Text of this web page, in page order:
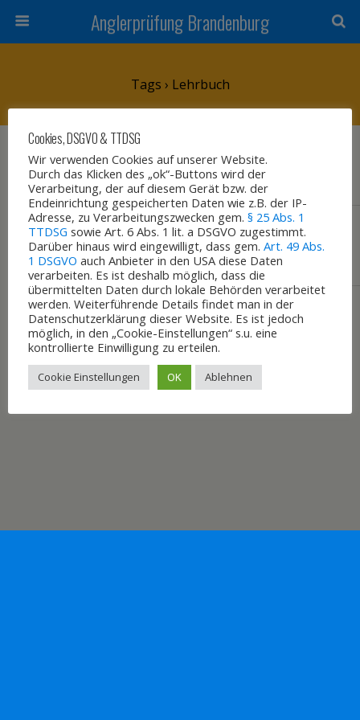
Anglerprüfung Brandenburg
Tags › Lehrbuch
8. DEZEMBER 2015
Lehrmaterial Anglerprüfung
2. DEZEMBER 2015
Lehrgang
Zum Seitenanfang
Mobil Desktop
Cookies, DSGVO & TTDSG
Wir verwenden Cookies auf unserer Website.
Durch das Klicken des „ok“-Buttons wird der
Verarbeitung, der auf diesem Gerät bzw. der
Endeinrichtung gespeicherten Daten wie z.B. der IP-
Adresse, zu Verarbeitungszwecken gem. § 25 Abs. 1
TTDSG sowie Art. 6 Abs. 1 lit. a DSGVO zugestimmt.
Darüber hinaus wird eingewilligt, dass gem. Art. 49 Abs.
1 DSGVO auch Anbieter in den USA diese Daten
verarbeiten. Es ist deshalb möglich, dass die
übermittelten Daten durch lokale Behörden verarbeitet
werden. Weiterführende Details findet man in der
Datenschutzerklärung dieser Website. Es ist jedoch
möglich, in den „Cookie-Einstellungen“ s.u. eine
kontrollierte Einwilligung zu erteilen.
Cookie Einstellungen OK Ablehnen